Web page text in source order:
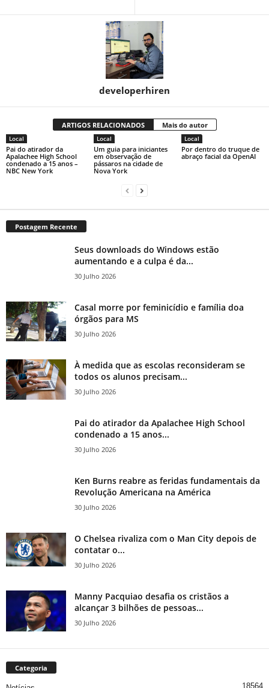
developerhiren
ARTIGOS RELACIONADOS Mais do autor
Local
Pai do atirador da
Apalachee High School
condenado a 15 anos –
NBC New York
Local
Um guia para iniciantes
em observação de
pássaros na cidade de
Nova York
Local
Por dentro do truque de
abraço facial da OpenAI
Postagem Recente
Seus downloads do Windows estão
aumentando e a culpa é da...
30 Julho 2026
Casal morre por feminicídio e família doa
órgãos para MS
30 Julho 2026
À medida que as escolas reconsideram se
todos os alunos precisam...
30 Julho 2026
Pai do atirador da Apalachee High School
condenado a 15 anos...
30 Julho 2026
Ken Burns reabre as feridas fundamentais da
Revolução Americana na América
30 Julho 2026
O Chelsea rivaliza com o Man City depois de
contatar o...
30 Julho 2026
Manny Pacquiao desafia os cristãos a
alcançar 3 bilhões de pessoas...
30 Julho 2026
Categoria
18564